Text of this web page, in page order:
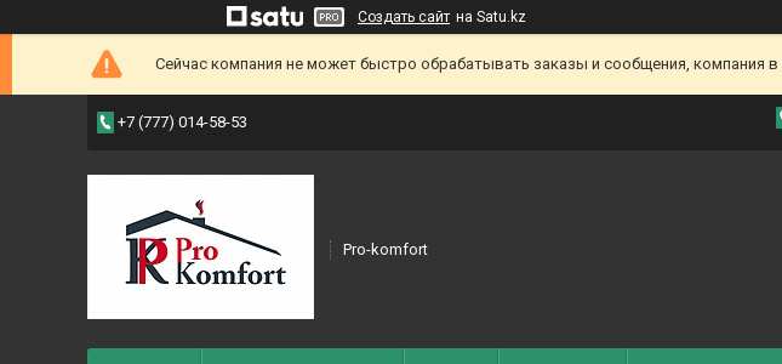
Создать сайт на Satu.kz
Сейчас компания не может быстро обрабатывать заказы и сообщения, компания
+7 (777) 014-58-53
Pro-komfort